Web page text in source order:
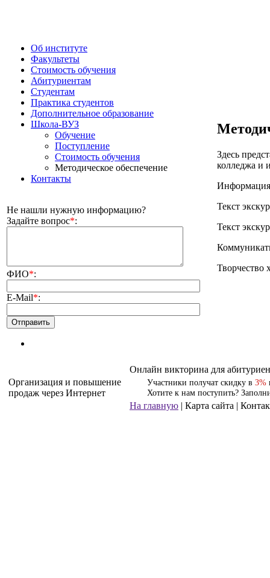
Об институте
Факультеты
Стоимость обучения
Абитуриентам
Студентам
Практика студентов
Дополнительное образование
Школа-ВУЗ
Обучение
Поступление
Стоимость обучения
Методическое обеcпечение
Контакты
Не нашли нужную информацию?
Задайте вопрос*:
ФИО*:
E-Mail*:
Здесь
колледжа и
Информация
Текст
Текст
Творчество
Организация и повышение
продаж через Интернет
Онлайн викторина для
Участники получат скидку в 3%
Хотите к нам поступить?
На главную | Карта сайта |